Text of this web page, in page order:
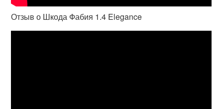
Отзыв о Шкода Фабия 1.4 Elegance